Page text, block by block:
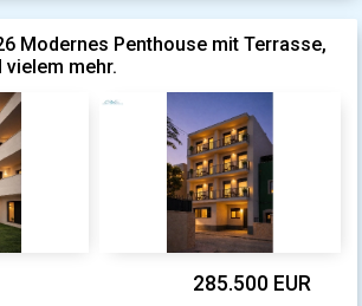
Modernes Penthouse mit Terrasse,
vielem mehr.
285.500 EUR